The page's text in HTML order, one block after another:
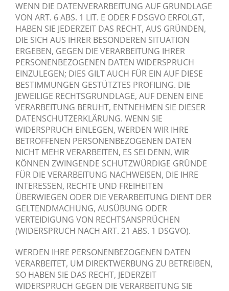
WENN DIE DATENVERARBEITUNG AUF GRUNDLAGE
VON ART. 6 ABS. 1 LIT. E ODER F DSGVO ERFOLGT,
HABEN SIE JEDERZEIT DAS RECHT, AUS GRÜNDEN,
DIE SICH AUS IHRER BESONDEREN SITUATION
ERGEBEN, GEGEN DIE VERARBEITUNG IHRER
PERSONENBEZOGENEN DATEN WIDERSPRUCH
EINZULEGEN; DIES GILT AUCH FÜR EIN AUF DIESE
BESTIMMUNGEN GESTÜTZTES PROFILING. DIE
JEWEILIGE RECHTSGRUNDLAGE, AUF DENEN EINE
VERARBEITUNG BERUHT, ENTNEHMEN SIE DIESER
DATENSCHUTZERKLÄRUNG. WENN SIE
WIDERSPRUCH EINLEGEN, WERDEN WIR IHRE
BETROFFENEN PERSONENBEZOGENEN DATEN
NICHT MEHR VERARBEITEN, ES SEI DENN, WIR
KÖNNEN ZWINGENDE SCHUTZWÜRDIGE GRÜNDE
FÜR DIE VERARBEITUNG NACHWEISEN, DIE IHRE
INTERESSEN, RECHTE UND FREIHEITEN
ÜBERWIEGEN ODER DIE VERARBEITUNG DIENT DER
GELTENDMACHUNG, AUSÜBUNG ODER
VERTEIDIGUNG VON RECHTSANSPRÜCHEN
(WIDERSPRUCH NACH ART. 21 ABS. 1 DSGVO).
WERDEN IHRE PERSONENBEZOGENEN DATEN
VERARBEITET, UM DIREKTWERBUNG ZU BETREIBEN,
SO HABEN SIE DAS RECHT, JEDERZEIT
WIDERSPRUCH GEGEN DIE VERARBEITUNG SIE